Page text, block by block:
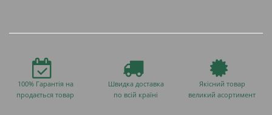
100% Гарантія на
продається товар
Швидка доставка
по всій країні
Якісний товар
великий асортимент